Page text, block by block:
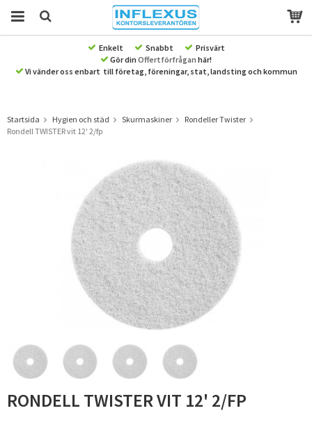
Produkten har blivit tillagd i varukorgen
Enkelt Snabbt
Prisvärt
Gör din Offertförfrågan här!
Vi vänder oss enbart till företag, föreningar, stat, landsting och kommun
Startsida Hygien och städ Skurmaskiner
Rondeller Twister
Rondell TWISTER vit 12' 2/fp
RONDELL TWISTER VIT 12' 2/FP